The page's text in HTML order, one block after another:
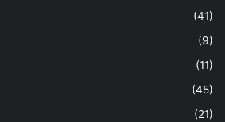
(41)
(9)
(11)
(45)
(21)